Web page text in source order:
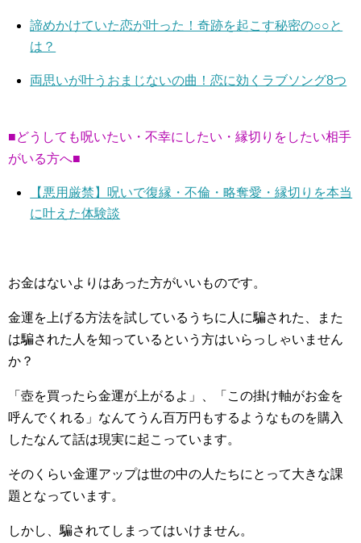
諦めかけていた恋が叶った！奇跡を起こす秘密の○○と
は？
両思いが叶うおまじないの曲！恋に効くラブソング8つ
■どうしても呪いたい・不幸にしたい・縁切りをしたい相手
がいる方へ■
【悪用厳禁】呪いで復縁・不倫・略奪愛・縁切りを本当
に叶えた体験談
お金はないよりはあった方がいいものです。
金運を上げる方法を試しているうちに人に騙された、また
は騙された人を知っているという方はいらっしゃいません
か？
「壺を買ったら金運が上がるよ」、「この掛け軸がお金を
呼んでくれる」なんてうん百万円もするようなものを購入
したなんて話は現実に起こっています。
そのくらい金運アップは世の中の人たちにとって大きな課
題となっています。
しかし、騙されてしまってはいけません。